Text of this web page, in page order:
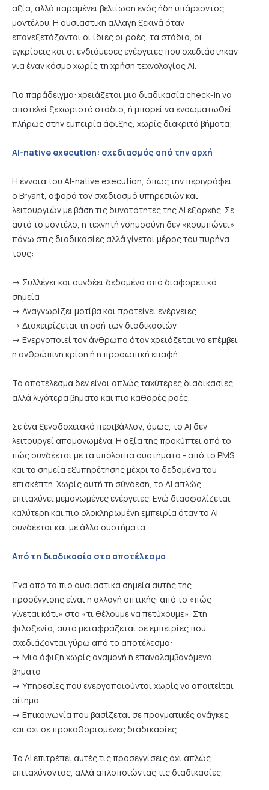
αξία, αλλά παραμένει βελτίωση ενός ήδη υπάρχοντος
μοντέλου. Η ουσιαστική αλλαγή ξεκινά όταν
επανεξετάζονται οι ίδιες οι ροές: τα στάδια, οι
εγκρίσεις και οι ενδιάμεσες ενέργειες που σχεδιάστηκαν
για έναν κόσμο χωρίς τη χρήση τεχνολογίας AI.
Για παράδειγμα: χρειάζεται μια διαδικασία check-in να
αποτελεί ξεχωριστό στάδιο, ή μπορεί να ενσωματωθεί
πλήρως στην εμπειρία άφιξης, χωρίς διακριτά βήματα;
AI-native execution: σχεδιασμός από την αρχή
Η έννοια του AI-native execution, όπως την περιγράφει
ο Bryant, αφορά τον σχεδιασμό υπηρεσιών και
λειτουργιών με βάση τις δυνατότητες της AI εξαρχής. Σε
αυτό το μοντέλο, η τεχνητή νοημοσύνη δεν «κουμπώνει»
πάνω στις διαδικασίες αλλά γίνεται μέρος του πυρήνα
τους:
-> Συλλέγει και συνδέει δεδομένα από διαφορετικά
σημεία
-> Αναγνωρίζει μοτίβα και προτείνει ενέργειες
-> Διαχειρίζεται τη ροή των διαδικασιών
-> Ενεργοποιεί τον άνθρωπο όταν χρειάζεται να επέμβει
η ανθρώπινη κρίση ή η προσωπική επαφή
Το αποτέλεσμα δεν είναι απλώς ταχύτερες διαδικασίες,
αλλά λιγότερα βήματα και πιο καθαρές ροές.
Σε ένα ξενοδοχειακό περιβάλλον, όμως, το AI δεν
λειτουργεί απομονωμένα. Η αξία της προκύπτει από το
πώς συνδέεται με τα υπόλοιπα συστήματα - από το PMS
και τα σημεία εξυπηρέτησης μέχρι τα δεδομένα του
επισκέπτη. Χωρίς αυτή τη σύνδεση, το AI απλώς
επιταχύνει μεμονωμένες ενέργειες. Ενώ διασφαλίζεται
καλύτερη και πιο ολοκληρωμένη εμπειρία όταν το AI
συνδέεται και με άλλα συστήματα.
Από τη διαδικασία στο αποτέλεσμα
Ένα από τα πιο ουσιαστικά σημεία αυτής της
προσέγγισης είναι η αλλαγή οπτικής: από το «πώς
γίνεται κάτι» στο «τι θέλουμε να πετύχουμε». Στη
φιλοξενία, αυτό μεταφράζεται σε εμπειρίες που
σχεδιάζονται γύρω από το αποτέλεσμα:
-> Μια άφιξη χωρίς αναμονή ή επαναλαμβανόμενα
βήματα
-> Υπηρεσίες που ενεργοποιούνται χωρίς να απαιτείται
αίτημα
-> Επικοινωνία που βασίζεται σε πραγματικές ανάγκες
και όχι σε προκαθορισμένες διαδικασίες
Το AI επιτρέπει αυτές τις προσεγγίσεις όχι απλώς
επιταχύνοντας, αλλά απλοποιώντας τις διαδικασίες.